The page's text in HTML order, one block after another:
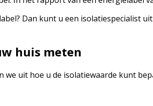
Dan kunt u een isolatiespecialist
huis meten
we uit hoe u de isolatiewaarde kunt